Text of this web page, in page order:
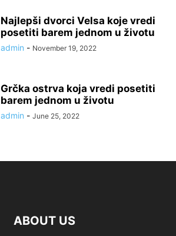
Najlepši dvorci Velsa koje vredi
posetiti barem jednom u životu
admin - November 19, 2022
Grčka ostrva koja vredi posetiti
barem jednom u životu
admin - June 25, 2022
ABOUT US